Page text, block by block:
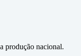
produção nacional.